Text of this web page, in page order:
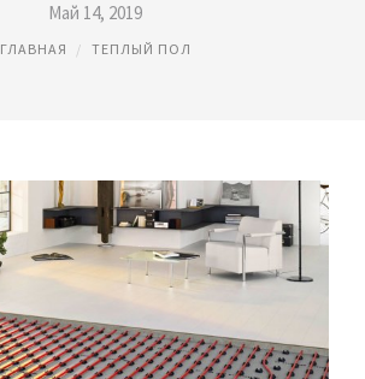
Май 14, 2019
ГЛАВНАЯ ТЕПЛЫЙ ПОЛ